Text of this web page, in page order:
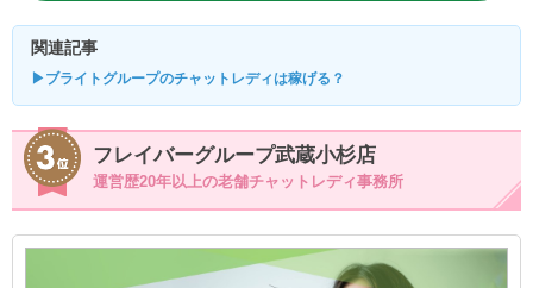
関連記事
▶ブライトグループのチャットレディは稼げる？
フレイバーグループ武蔵小杉店
運営歴20年以上の老舗チャットレディ事務所